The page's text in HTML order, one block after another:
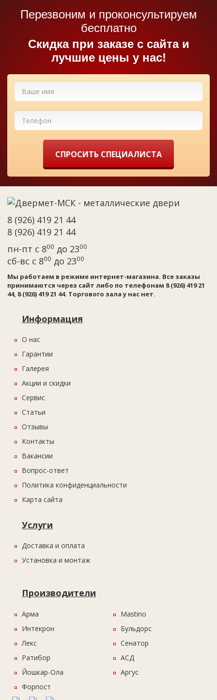
Перезвоним и проконсультируем
бесплатно
Cкидка при заказе с сайта и
лучшие цены у нас!
СПРОСИТЬ СПЕЦИАЛИСТА
8 (926) 419 21 44
8 (926) 419 21 44
пн-пт с 800 до 2300
сб-вс с 800 до 2300
Мы работаем в режиме интернет-магазина. Все заказы
принимаются через сайт либо по телефонам 8 (926) 419 21
44, 8 (926) 419 21 44. Торгового зала у нас нет.
Информация
О нас
Гарантии
Галерея
Акции и скидки
Сервис
Статьи
Отзывы
Контакты
Вакансии
Вопрос-ответ
Политика конфиденциальности
Карта сайта
Услуги
Доставка и оплата
Установка и монтаж
Производители
Арма
Интекрон
Лекс
Ратибор
Йошкар-Ола
Форпост
Mastino
Бульдорс
Сенатор
АСД
Аргус